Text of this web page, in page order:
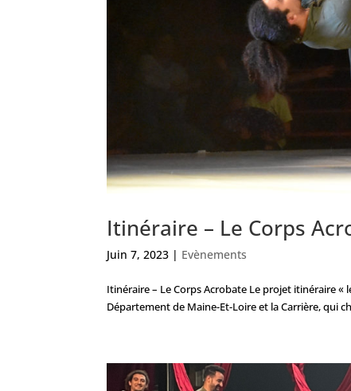
Itinéraire – Le Corps
Juin 7, 2023 | Evènements
Itinéraire – Le Corps Acrobate Le projet itinéraire
Département de Maine-Et-Loire et la Carrière, qui